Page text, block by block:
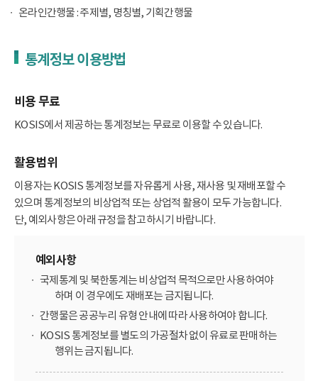
온라인간행물 : 주제별, 명칭별, 기획간행물
통계정보 이용방법
비용 무료
KOSIS에서 제공하는 통계정보는 무료로 이용할 수 있습니다.
활용범위
이용자는 KOSIS 통계정보를 자유롭게 사용, 재사용 및 재배포할 수
있으며 통계정보의 비상업적 또는 상업적 활용이 모두 가능합니다.
단, 예외사항은 아래 규정을 참고하시기 바랍니다.
예외사항
국제통계 및 북한통계는 비상업적 목적으로만 사용하여야
하며 이 경우에도 재배포는 금지됩니다.
간행물은 공공누리 유형 안내에 따라 사용하여야 합니다.
KOSIS 통계정보를 별도의 가공절차 없이 유료로 판매하는
행위는 금지됩니다.